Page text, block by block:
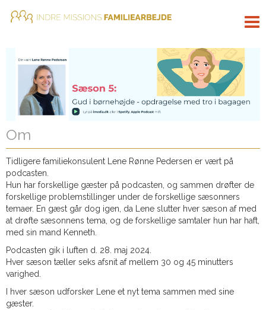
Om
Tidligere familiekonsulent Lene Rønne Pedersen er vært på
podcasten.
Hun har forskellige gæster på podcasten, og sammen drøfter de
forskellige problemstillinger under de forskellige sæsonners
temaer. En gæst går dog igen, da Lene slutter hver sæson af med
at drøfte sæsonnens tema, og de forskellige samtaler hun har haft,
med sin mand Kenneth.
Podcasten gik i luften d. 28. maj 2024.
Hver sæson tæller seks afsnit af mellem 30 og 45 minutters
varighed.
I hver sæson udforsker Lene et nyt tema sammen med sine
gæster.